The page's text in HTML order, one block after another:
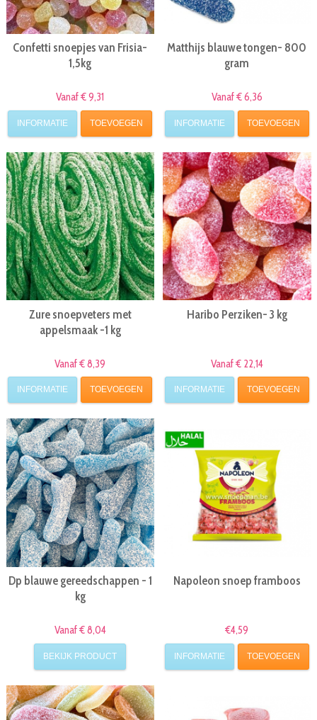
Confetti snoepjes van Frisia-
1,5kg
Vanaf € 9,31
INFORMATIE TOEVOEGEN
Matthijs blauwe tongen- 800
gram
Vanaf € 6,36
INFORMATIE TOEVOEGEN
Zure snoepveters met
appelsmaak -1 kg
Vanaf € 8,39
INFORMATIE TOEVOEGEN
Haribo Perziken- 3 kg
Vanaf € 22,14
INFORMATIE TOEVOEGEN
Dp blauwe gereedschappen - 1
kg
Vanaf € 8,04
BEKIJK PRODUCT
Napoleon snoep framboos
€4,59
INFORMATIE TOEVOEGEN